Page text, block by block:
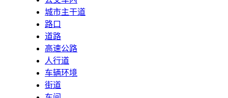
城市主干道
路口
道路
高速公路
人行道
车辆环境
街道